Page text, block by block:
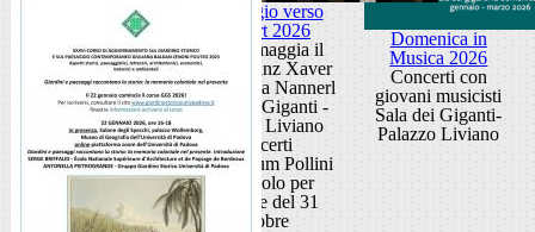
Domenica in
Musica 2026
Concerti con
giovani musicisti
Sala dei Giganti-
Palazzo Liviano
In viaggio verso
Mozart 2026
OPV omaggia il
figlio Franz Xaver
e la sorella Nannerl
Sala dei Giganti -
Palazzo Liviano
concerti
Auditorium Pollini
spettacolo per
famiglie del 31
ottobre